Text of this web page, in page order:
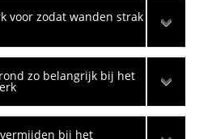
voor zodat wanden strak
zo belangrijk bij het
bij het